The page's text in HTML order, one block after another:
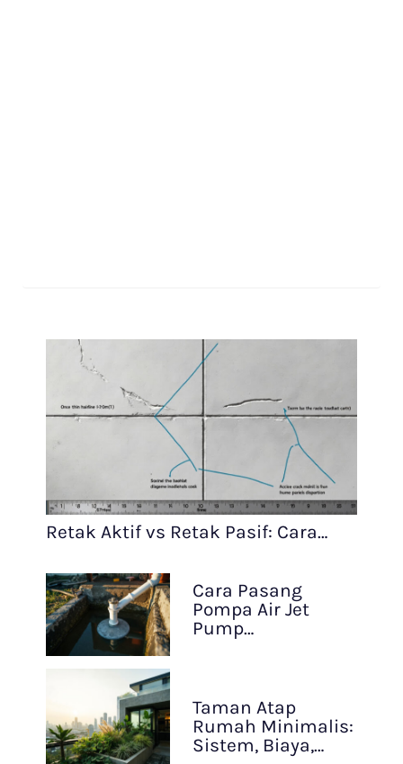
Retak Aktif vs Retak Pasif: Cara…
Cara Pasang
Pompa Air Jet
Pump…
Taman Atap
Rumah Minimalis:
Sistem, Biaya,…